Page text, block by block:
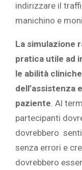
indirizzare il
manichino e
La simulazione
pratica utile ad
le abilità
dell’assistenza
paziente. Al
partecipanti
dovrebbero
senza errori e
dovrebbero